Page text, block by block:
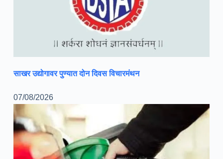
साखर उद्योगावर पुण्यात दोन दिवस विचारमंथन
07/08/2026